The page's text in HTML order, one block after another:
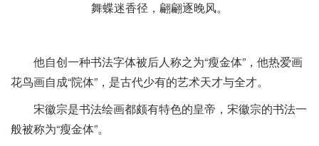
舞蝶迷香径，翩翩逐晚风。
他自创一种书法字体被后人称之为“瘦金体”，他热爱画
花鸟画自成“院体”，是古代少有的艺术天才与全才。
宋徽宗是书法绘画都颇有特色的皇帝，宋徽宗的书法一
般被称为“瘦金体”。